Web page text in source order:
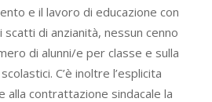
e il lavoro di educazione con
di anzianità, nessun cenno
di alunni/e per classe e sulla
C’è inoltre l’esplicita
contrattazione sindacale la